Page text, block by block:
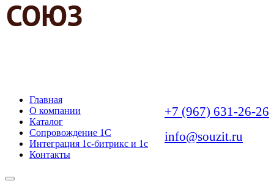
+7 (967) 631-26-26
info@souzit.ru
Главная
О компании
Каталог
Сопровождение 1С
Интеграция 1с-битрикс и 1с
Контакты